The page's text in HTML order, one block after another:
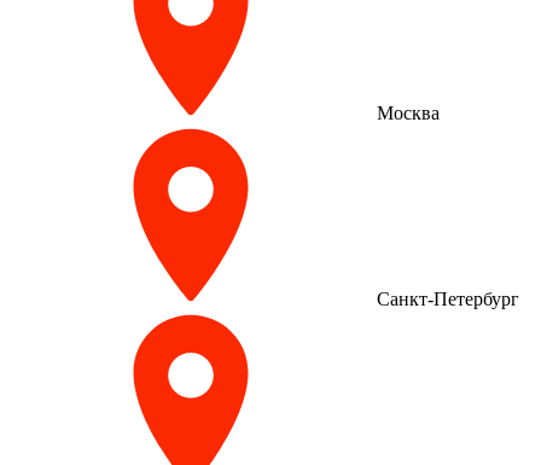
Москва
Санкт-Петербург